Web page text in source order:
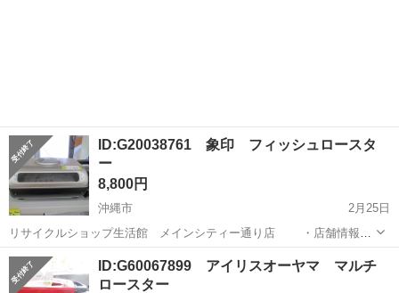
ID:G20038761 象印 フィッシュロースタ
ー
8,800円
沖縄市
2月25日
リサイクルショップ生活館 メインシティー通り店 ・店舗情報
営業時間：10：00～19：30（定休無し） 住所：沖縄
市松本920 お支払いは、現金・各種クレジットカー...
沖縄 ロースター
ID:G60067899 アイリスオーヤマ マルチ
ロースター